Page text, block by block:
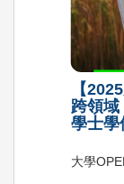
【
跨領
學士學
大學